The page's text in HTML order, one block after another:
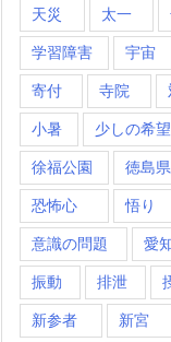
天災 太一
学習障害 宇宙
寄付 寺院
小暑 少しの希望
徐福公園 徳島
恐怖心 悟り
意識の問題 愛
振動 排泄
新参者 新宮